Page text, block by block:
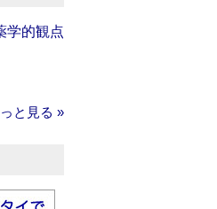
学的観点
と見る »